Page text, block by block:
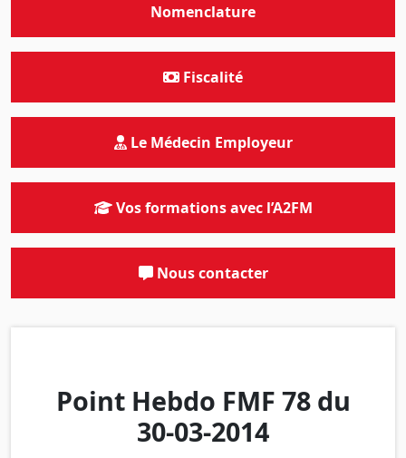
Point Hebdo FMF 78 du
30-03-2014
Nomenclature
Fiscalité
Le Médecin Employeur
Vos formations avec l’A2FM
Nous contacter